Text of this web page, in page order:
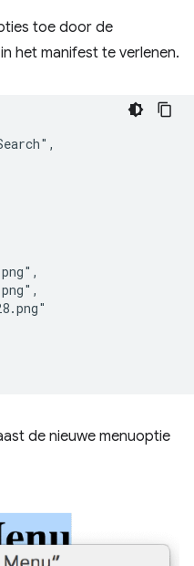
toe door de
in het manifest te verlenen.
de nieuwe menuoptie